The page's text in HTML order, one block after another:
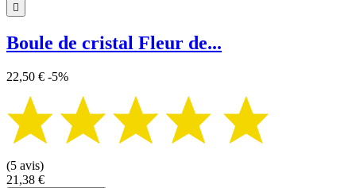

Boule de cristal Fleur de...
22,50 € -5%
(5 avis)
21,38 €